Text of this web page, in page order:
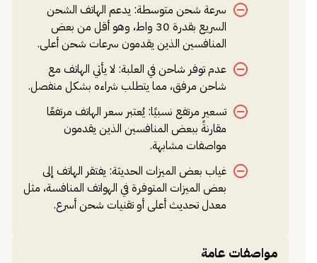
سرعة شحن متوسطة: يدعم الهاتف الشحن
السريع بقدرة 30 واط، وهو أقل من بعض
المنافسين الذين يقدمون سرعات شحن أعلى.
عدم توفر شاحن في العلبة: لا يأتي الهاتف مع
شاحن مرفق، مما يتطلب شراءه بشكل منفصل.
تسعير مرتفع نسبيًا: يُعتبر سعر الهاتف مرتفعًا
مقارنةً ببعض المنافسين الذين يقدمون
مواصفات مشابهة.
غياب بعض الميزات الحديثة: يفتقر الهاتف إلى
بعض الميزات المتوفرة في الهواتف المنافسة، مثل
معدل تحديث أعلى أو تقنيات شحن أسرع.
مواصفات عامة